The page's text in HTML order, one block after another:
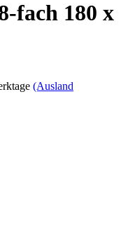
fach 180 x
(Ausland